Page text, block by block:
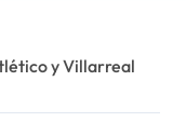
y Villarreal